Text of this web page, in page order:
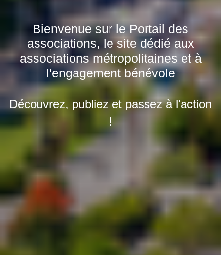
Bienvenue sur le Portail des
associations, le site dédié aux
associations métropolitaines et à
l'engagement bénévole
Découvrez, publiez et passez à l'action
!